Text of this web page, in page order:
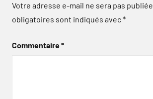
Votre adresse e-mail ne sera pas publiée.
obligatoires sont indiqués avec*
Commentaire*